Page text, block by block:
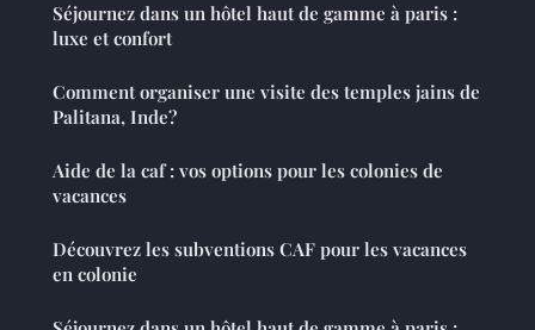
Séjournez dans un hôtel haut de gamme à paris :
luxe et confort
Comment organiser une visite des temples jains de
Palitana, Inde?
Aide de la caf : vos options pour les colonies de
vacances
Découvrez les subventions CAF pour les vacances
en colonie